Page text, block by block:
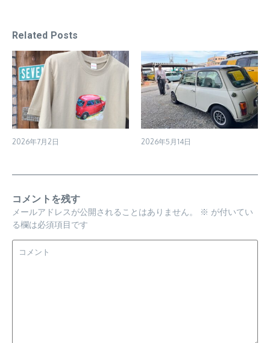
Related Posts
2026年7月2日 2026年5月14日
コメントを残す
メールアドレスが公開されることはありません。 ※ が付いてい
る欄は必須項目です